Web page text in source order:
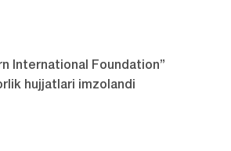
International Foundation”
hujjatlari imzolandi